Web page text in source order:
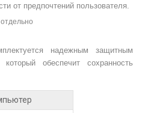
от предпочтений пользователя.
надежным защитным
обеспечит сохранность